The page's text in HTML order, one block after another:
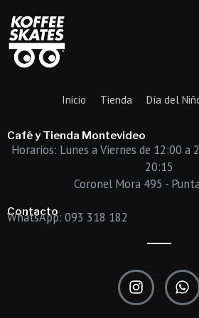
Inicio Tienda Día del
Café y Tienda Montevideo
Horarios: Lunes a Viernes de 12:00 a
20:15
Coronel Mora 495 -
Contacto
WhatsApp: 093 318 182
I
n
s
W
h
a